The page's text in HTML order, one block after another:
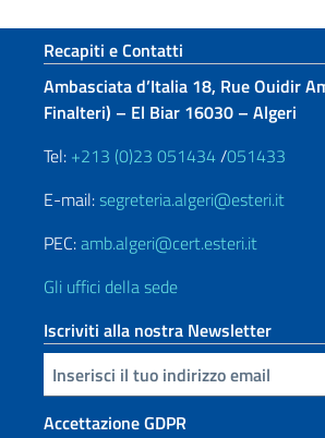
Sezione footer
Recapiti e Contatti
Ambasciata d’Italia 18, Rue Ouidir
Finalteri) – El Biar 16030 – Algeri
Tel: +213 (0)23 051434/051433
E-mail:segreteria.algeri@esteri.it
PEC:amb.algeri@cert.esteri.it
Gli uffici della sede
Iscriviti alla nostra Newsletter
Inserisci la tua email
Accettazione GDPR